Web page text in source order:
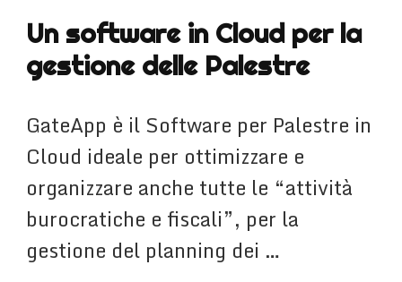
Un software in Cloud per la
gestione delle Palestre
GateApp è il Software per Palestre in
Cloud ideale per ottimizzare e
organizzare anche tutte le “attività
burocratiche e fiscali”, per la
gestione del planning dei …